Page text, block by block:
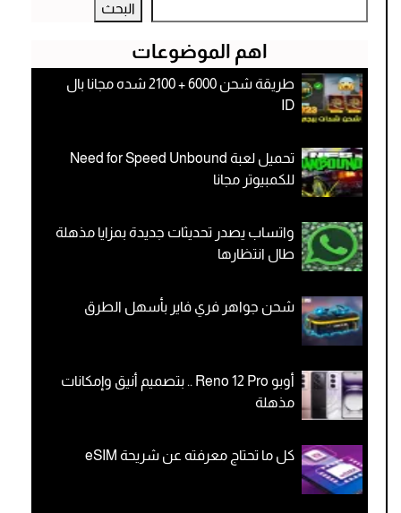
البحث
اهم الموضوعات
طريقة شحن 6000 + 2100 شده مجانا بال
ID
تحميل لعبة Need for Speed Unbound
للكمبيوتر مجانا
واتساب يصدر تحديثات جديدة بمزايا مذهلة
طال انتظارها
شحن جواهر فري فاير بأسهل الطرق
أوبو Reno 12 Pro .. بتصميم أنيق وإمكانات
مذهلة
كل ما تحتاج معرفته عن شريحة eSIM